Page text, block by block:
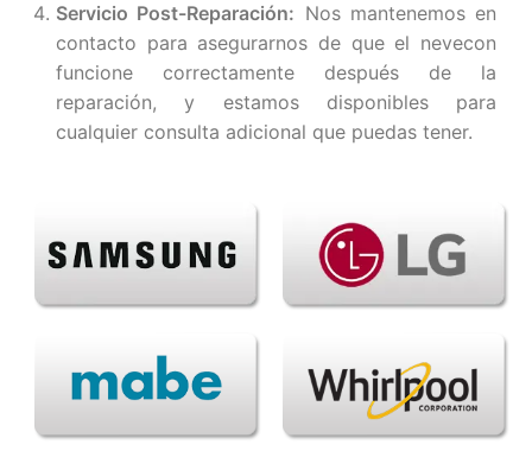
Servicio Post-Reparación: Nos mantenemos en
contacto para asegurarnos de que el nevecon
funcione correctamente después de la
reparación, y estamos disponibles para
cualquier consulta adicional que puedas tener.